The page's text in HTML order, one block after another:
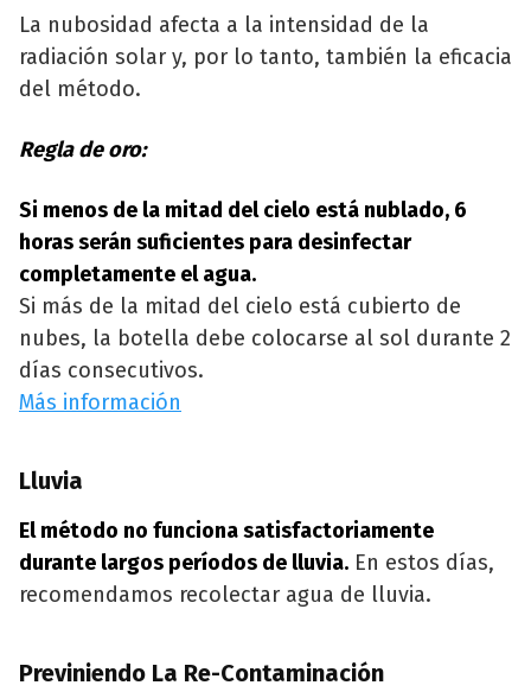
La nubosidad afecta a la intensidad de la
radiación solar y, por lo tanto, también la eficacia
del método.
Regla de oro:
Si menos de la mitad del cielo está nublado, 6
horas serán suficientes para desinfectar
completamente el agua.
Si más de la mitad del cielo está cubierto de
nubes, la botella debe colocarse al sol durante 2
días consecutivos.
Más información
Lluvia
El método no funciona satisfactoriamente
durante largos períodos de lluvia. En estos días,
recomendamos recolectar agua de lluvia.
Previniendo La Re-Contaminación